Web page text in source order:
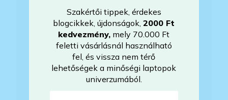
Milyen akkumulátorállapotra
számíthatok?
Mikor lesz készleten a laptop, ha
jelenleg nem elérhető?
Szakértői tippek, érdekes
blogcikkek, újdonságok,2000 Ft
kedvezmény, mely 70.000 Ft
feletti vásárlásnál használható
fel, és vissza nem térő
lehetőségek a minőségi laptopok
univerzumából.